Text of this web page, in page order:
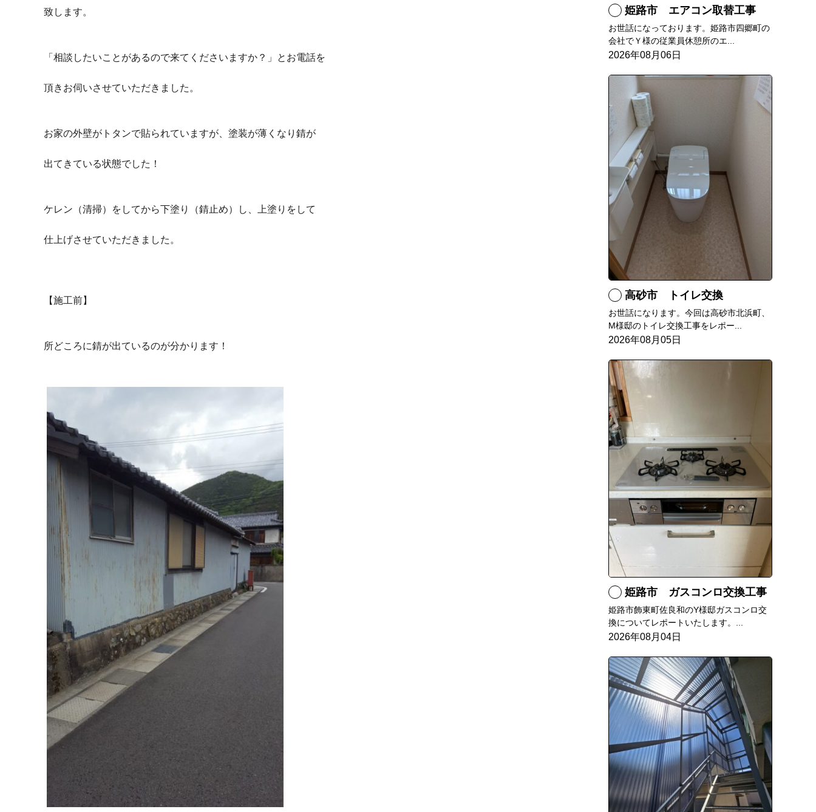
致します。
「相談したいことがあるので来てくださいますか？」とお電話を
頂きお伺いさせていただきました。
お家の外壁がトタンで貼られていますが、塗装が薄くなり錆が
出てきている状態でした！
ケレン（清掃）をしてから下塗り（錆止め）し、上塗りをして
仕上げさせていただきました。
【施工前】
所どころに錆が出ているのが分かります！
姫路市 エアコン取替工事
お世話になっております。姫路市四郷町の
会社でＹ様の従業員休憩所のエ...
2026年08月06日
高砂市 トイレ交換
お世話になります。今回は高砂市北浜町、
M様邸のトイレ交換工事をレポー...
2026年08月05日
姫路市 ガスコンロ交換工事
姫路市飾東町佐良和のY様邸ガスコンロ交
換についてレポートいたします。...
2026年08月04日